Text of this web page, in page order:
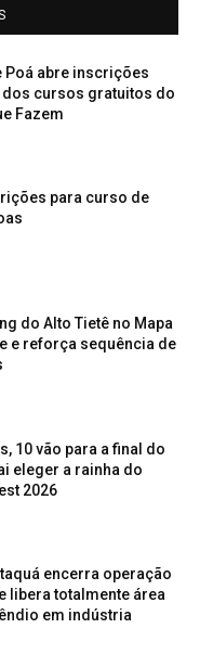
Poá abre inscrições
dos cursos gratuitos do
Fazem
para curso de
do Alto Tietê no Mapa
e reforça sequência de
10 vão para a final do
eleger a rainha do
2026
encerra operação
libera totalmente área
em indústria